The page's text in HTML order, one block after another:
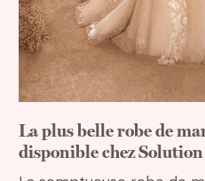
La plus belle robe de
disponible chez